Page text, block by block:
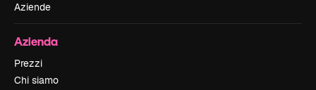
Aziende
Azienda
Prezzi
Chi siamo